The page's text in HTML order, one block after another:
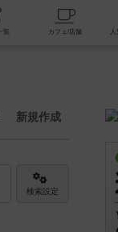
掲示板一覧
新規作成
検索設定